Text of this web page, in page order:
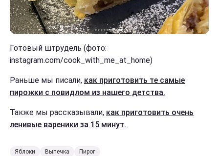
Готовый штрудель (фото:
instagram.com/cook_with_me_at_home)
Раньше мы писали, как приготовить те самые
пирожки с повидлом из нашего детства.
Также мы рассказывали, как приготовить очень
ленивые вареники за 15 минут.
Яблоки Выпечка Пирог